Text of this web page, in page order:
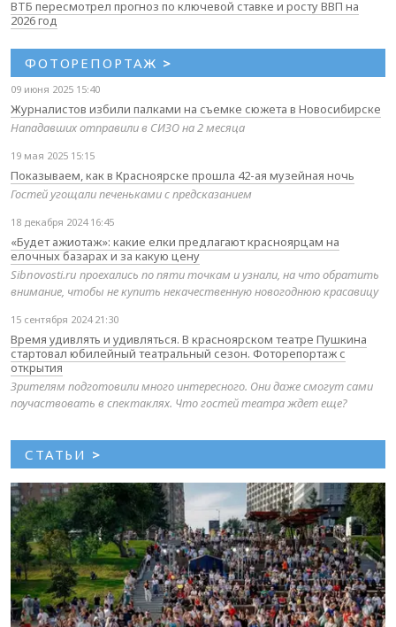
ВТБ пересмотрел прогноз по ключевой ставке и росту ВВП на
2026 год
ФОТОРЕПОРТАЖ >
09 июня 2025 15:40
Журналистов избили палками на съемке сюжета в Новосибирске
Нападавших отправили в СИЗО на 2 месяца
19 мая 2025 15:15
Показываем, как в Красноярске прошла 42-ая музейная ночь
Гостей угощали печеньками с предсказанием
18 декабря 2024 16:45
«Будет ажиотаж»: какие елки предлагают красноярцам на
елочных базарах и за какую цену
Sibnovosti.ru проехались по пяти точкам и узнали, на что обратить
внимание, чтобы не купить некачественную новогоднюю красавицу
15 сентября 2024 21:30
Время удивлять и удивляться. В красноярском театре Пушкина
стартовал юбилейный театральный сезон. Фоторепортаж с
открытия
Зрителям подготовили много интересного. Они даже смогут сами
поучаствовать в спектаклях. Что гостей театра ждет еще?
СТАТЬИ >